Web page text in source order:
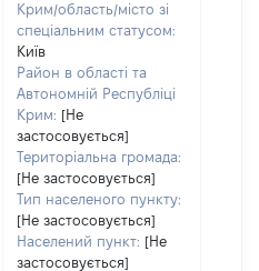
Крим/область/місто зі
спеціальним статусом:
Київ
Район в області та
Автономній Республіці
Крим: [Не
застосовується]
Територіальна громада:
[Не застосовується]
Тип населеного пункту:
[Не застосовується]
Населений пункт: [Не
застосовується]